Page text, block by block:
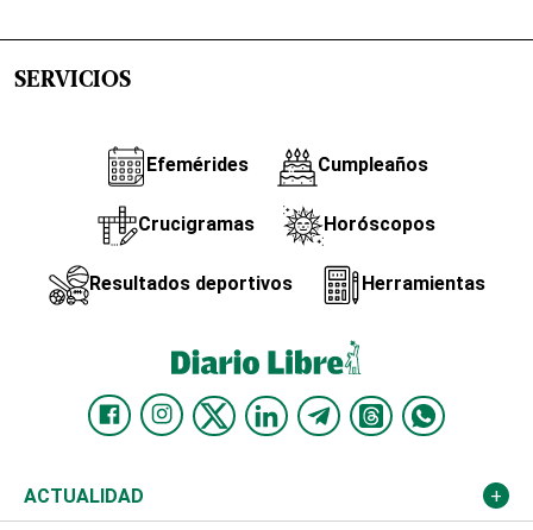
SERVICIOS
Efemérides Cumpleaños
Crucigramas Horóscopos
Resultados deportivos Herramientas
ACTUALIDAD